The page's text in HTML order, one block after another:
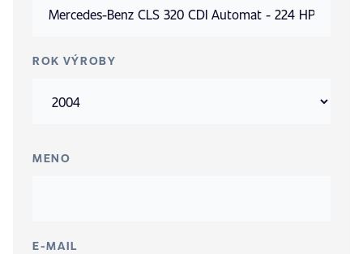
ROK VÝROBY
MENO
E-MAIL